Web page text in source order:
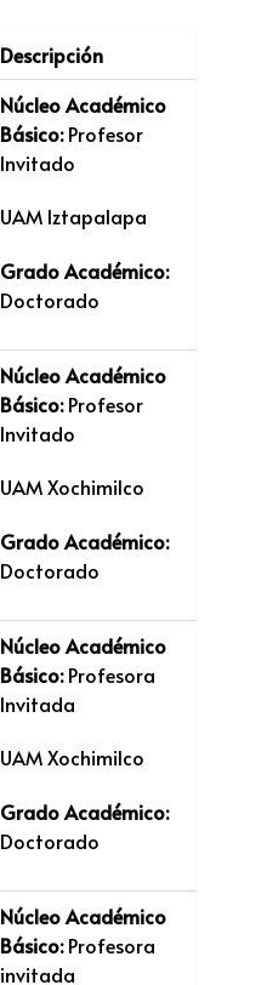
Descripción
Núcleo Académico
Básico:Profesor
Invitado
UAM Iztapalapa
Grado Académico:
Doctorado
Núcleo Académico
Básico:Profesor
Invitado
UAM Xochimilco
Grado Académico:
Doctorado
Núcleo Académico
Básico:Profesora
Invitada
UAM Xochimilco
Grado Académico:
Doctorado
Núcleo Académico
Básico:Profesora
invitada